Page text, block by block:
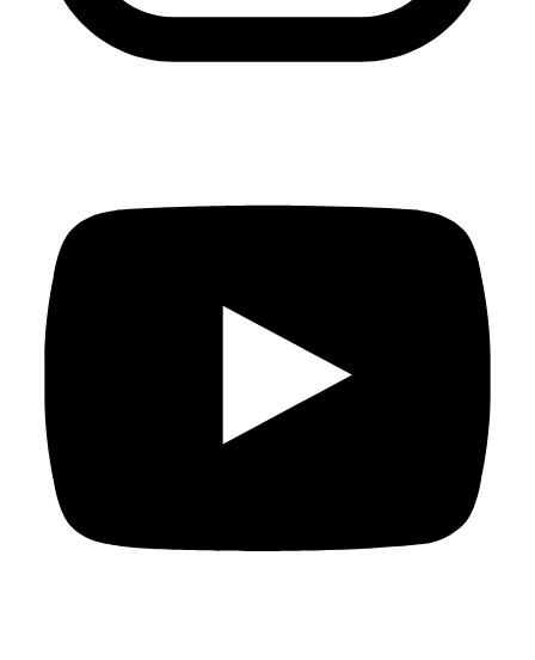
formado comunidades, abierto restaurantes y
mercados, importado ingredientes de su tierra natal y
sus recetas familiares. (…)”
Acceso al
Créditos:
Rescuing our recipes: Preserving Palestinian
culture in times of war
. Palestine in America. 30 diciembre
2024.
Disponible en:
https://www.palestineinamerica.com/blog/rescuing-our-